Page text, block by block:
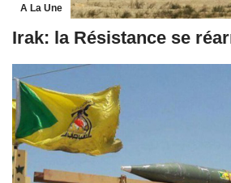
A La Une
Irak: la Résistance se